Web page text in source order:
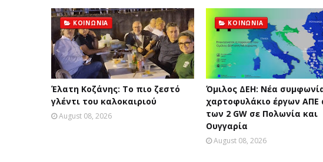
ΚΟΙΝΩΝΙΑ
Έλατη Κοζάνης: Το πιο ζεστό
γλέντι του καλοκαιριού
August 08, 2026
ΚΟΙΝΩΝΙΑ
Όμιλος ΔΕΗ: Νέα
χαρτοφυλάκιο έργων ΑΠΕ
των 2 GW σε Πολωνία και
Ουγγαρία
August 08, 2026